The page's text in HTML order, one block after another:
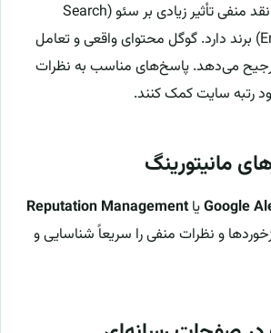
برخورد هوشمندانه با نقد منفی تأثیر زیادی بر سئو (Search
Engine Optimization) برند دارد. گوگل محتوای واقعی و تعامل
ترجیح می‌دهد. پاسخ‌های مناسب به نظرات
رتبه سایت کمک کنند.
مانیتورینگ
GoogleیاReputation Management
و نظرات منفی را سریعاً شناسایی و